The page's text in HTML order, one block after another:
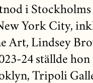
i Stockholms
York City,
Art, Lindsey
24 ställde hon
Tripoli